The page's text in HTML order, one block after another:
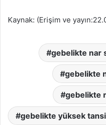
Kaynak: (Erişim ve
gebelikte nar
gebelikte
gebelikte
gebelikte yüksek